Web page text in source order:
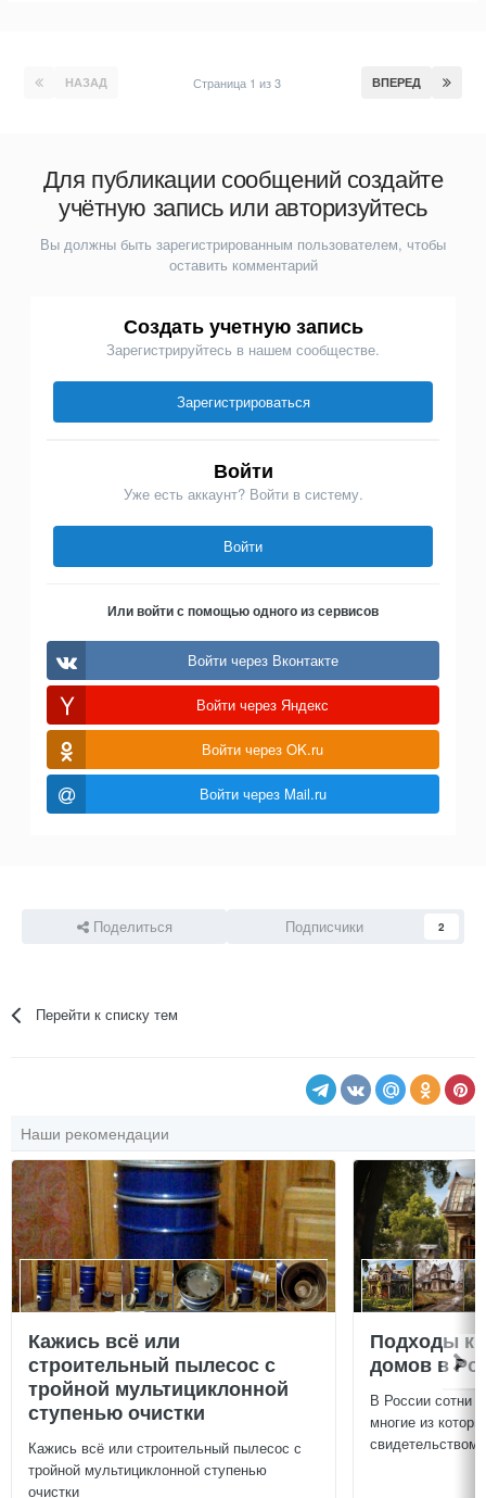
НАЗАД ВПЕРЕД
Страница 1 из 3
Для публикации сообщений создайте
учётную запись или авторизуйтесь
Вы должны быть зарегистрированным пользователем, чтобы
оставить комментарий
Создать учетную запись
Зарегистрируйтесь в нашем сообществе.
Зарегистрироваться
Войти
Уже есть аккаунт? Войти в систему.
Войти
Или войти с помощью одного из сервисов
Войти через Вконтакте
Войти через Яндекс
Войти через OK.ru
Войти через Mail.ru
Поделиться Подписчики 2
Перейти к списку тем
Наши рекомендации
Кажись всё или
строительный пылесос с
тройной мультициклонной
ступенью очистки
Кажись всё или строительный пылесос с
тройной мультициклонной ступенью
очистки
Подходы к
домов в
В России сотни
многие из
свидетельством